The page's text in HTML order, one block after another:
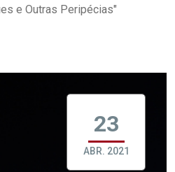
e Outras Peripécias"
23
ABR. 2021